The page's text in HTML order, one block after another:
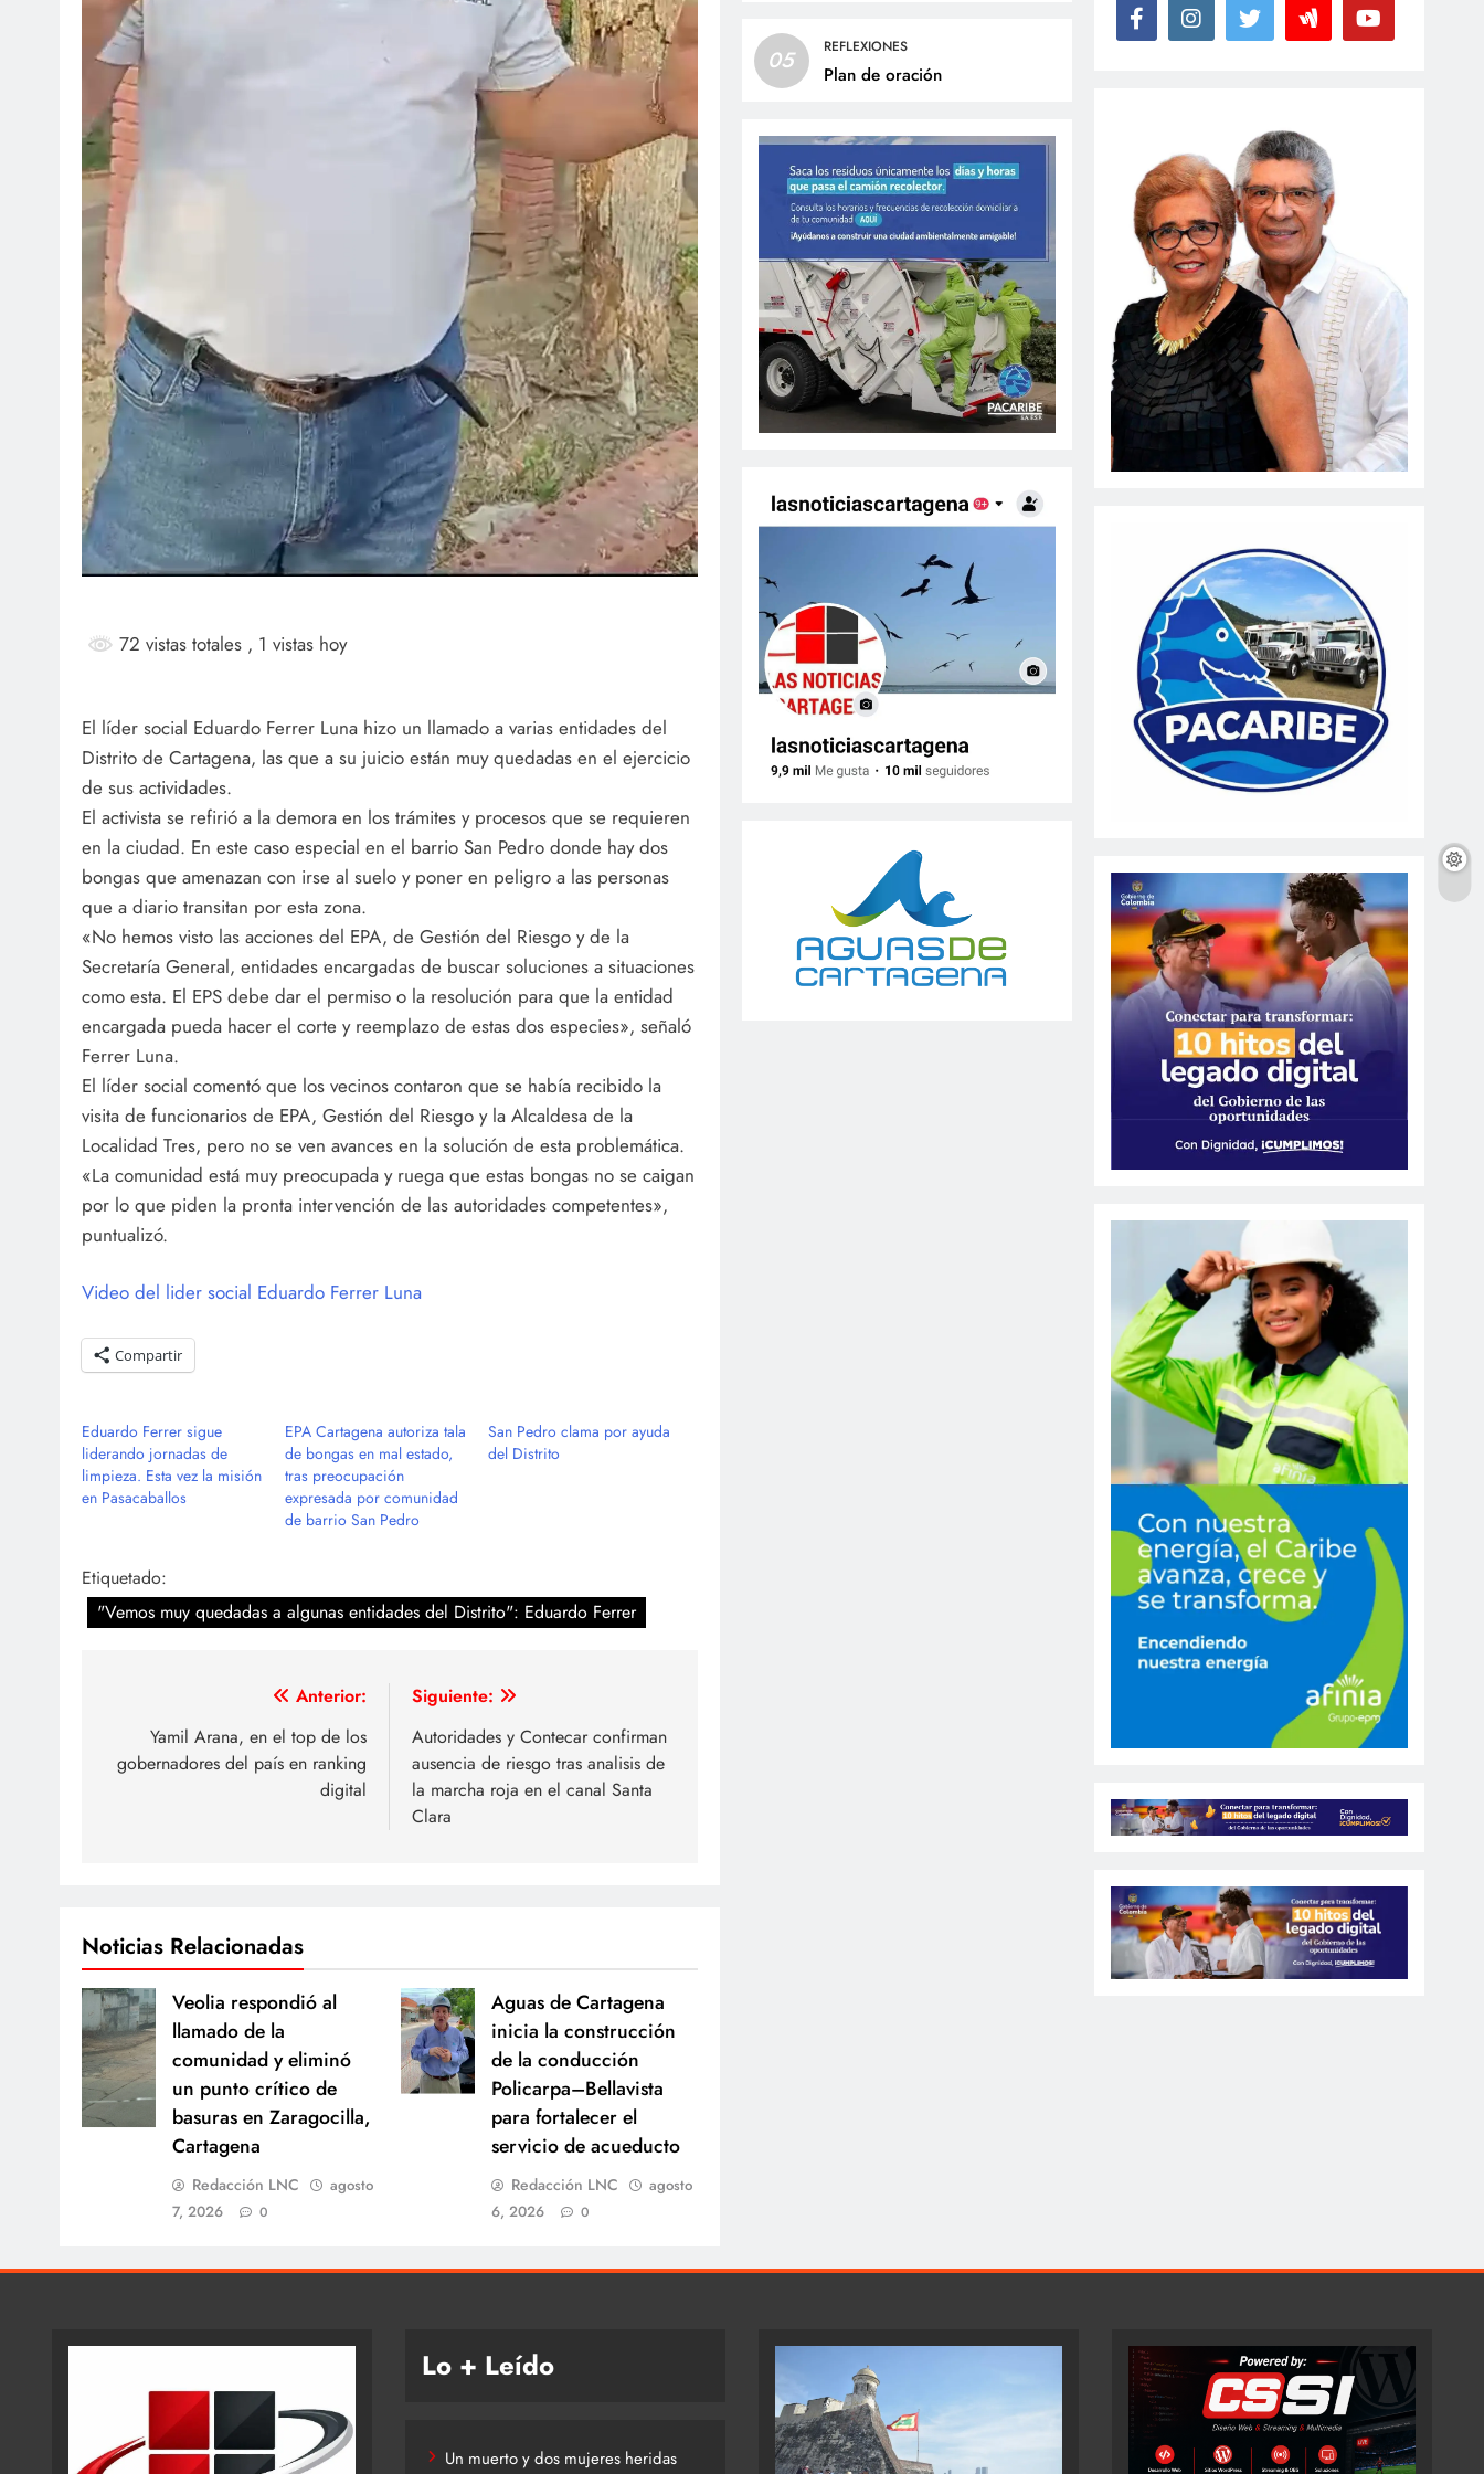
05 REFLEXIONES
Plan de oración
72 vistas totales , 1 vistas hoy
El líder social Eduardo Ferrer Luna hizo un llamado a varias entidades del
Distrito de Cartagena, las que a su juicio están muy quedadas en el ejercicio
de sus actividades.
El activista se refirió a la demora en los trámites y procesos que se requieren
en la ciudad. En este caso especial en el barrio San Pedro donde hay dos
bongas que amenazan con irse al suelo y poner en peligro a las personas
que a diario transitan por esta zona.
«No hemos visto las acciones del EPA, de Gestión del Riesgo y de la
Secretaría General, entidades encargadas de buscar soluciones a situaciones
como esta. El EPS debe dar el permiso o la resolución para que la entidad
encargada pueda hacer el corte y reemplazo de estas dos especies», señaló
Ferrer Luna.
El líder social comentó que los vecinos contaron que se había recibido la
visita de funcionarios de EPA, Gestión del Riesgo y la Alcaldesa de la
Localidad Tres, pero no se ven avances en la solución de esta problemática.
«La comunidad está muy preocupada y ruega que estas bongas no se caigan
por lo que piden la pronta intervención de las autoridades competentes»,
puntualizó.
Video del lider social Eduardo Ferrer Luna
Compartir
Eduardo Ferrer sigue
liderando jornadas de
limpieza. Esta vez la misión
en Pasacaballos
EPA Cartagena autoriza tala
de bongas en mal estado,
tras preocupación
expresada por comunidad
de barrio San Pedro
San Pedro clama por ayuda
del Distrito
Etiquetado:
"Vemos muy quedadas a algunas entidades del Distrito": Eduardo Ferrer
entradas
Anterior:
Yamil Arana, en el top de los
gobernadores del país en ranking
digital
Siguiente:
Autoridades y Contecar confirman
ausencia de riesgo tras analisis de
la marcha roja en el canal Santa
Clara
Noticias Relacionadas
Veolia respondió al
llamado de la
comunidad y eliminó
un punto crítico de
basuras en Zaragocilla,
Cartagena
Redacción LNC
agosto
7, 2026
0
Aguas de Cartagena
inicia la construcción
de la conducción
Policarpa–Bellavista
para fortalecer el
servicio de acueducto
Redacción LNC
agosto
6, 2026
0
Lo + Leído
Un muerto y dos mujeres heridas